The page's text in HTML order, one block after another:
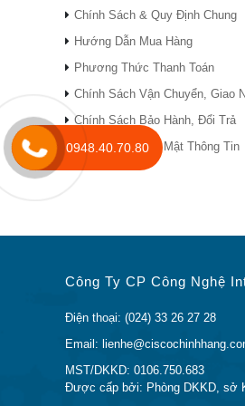
chủ của bộ
mở rộng vải
· 32
Loại giao diện
máy chủ của
· Cổng
H10GB-
Giao diện vải
· Sợi
SR-S,
· Đồng:
Chính Sách & Quy Định Chung
Hướng Dẫn Mua Hàng
Phương Thức Thanh Toán
Chính Sách Vận Chuyển, Giao
Chính Sách Bảo Hành, Đổi Trả
Chính Sách Bảo Mật Thông Tin
Công Ty CP Công Nghệ
Điện thoại: (024) 33 26 27 28
Email:
MST/DKKD: 0106.750.683
Được cấp bởi: Phòng DKKD, sở
0948.40.70.80